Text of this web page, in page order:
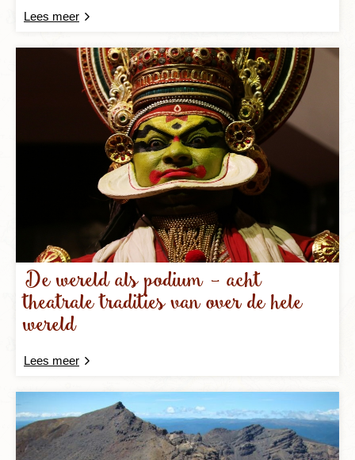
Lees meer
De wereld als podium – acht
theatrale tradities van over de hele
wereld
Lees meer